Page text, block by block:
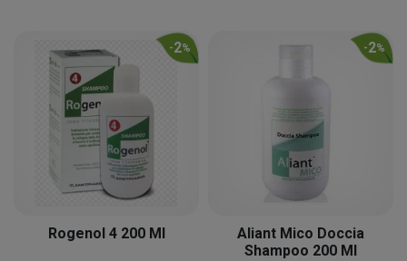
-2%
Rogenol 4 200 Ml
-2%
Aliant Mico Doccia
Shampoo 200 Ml